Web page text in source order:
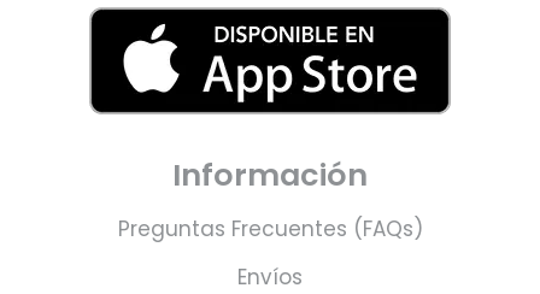
Información
Preguntas Frecuentes (FAQs)
Envíos